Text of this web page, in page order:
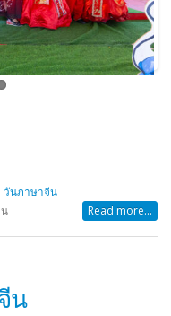
วันภาษาจีน
Read more...
น